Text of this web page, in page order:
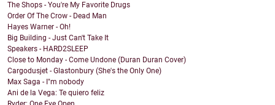
The Shops - You're My Favorite Drugs
Order Of The Crow - Dead Man
Hayes Warner - Oh!
Big Building - Just Can't Take It
Speakers - HARD2SLEEP
Close to Monday - Come Undone (Duran Duran Cover)
Cargodusjet - Glastonbury (She's the Only One)
Max Saga - I"m nobody
Ani de la Vega: Te quiero feliz